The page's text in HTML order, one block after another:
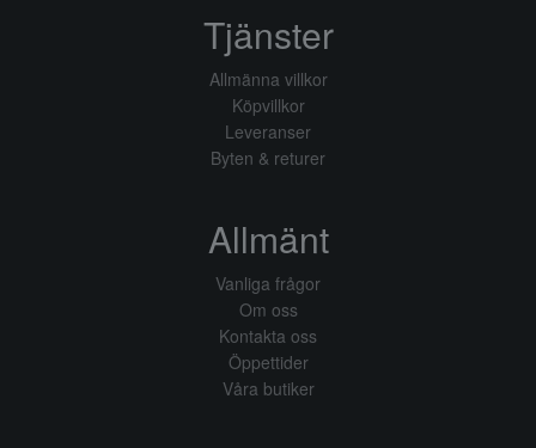
Tjänster
Allmänna villkor
Köpvillkor
Leveranser
Byten & returer
Allmänt
Vanliga frågor
Om oss
Kontakta oss
Öppettider
Våra butiker